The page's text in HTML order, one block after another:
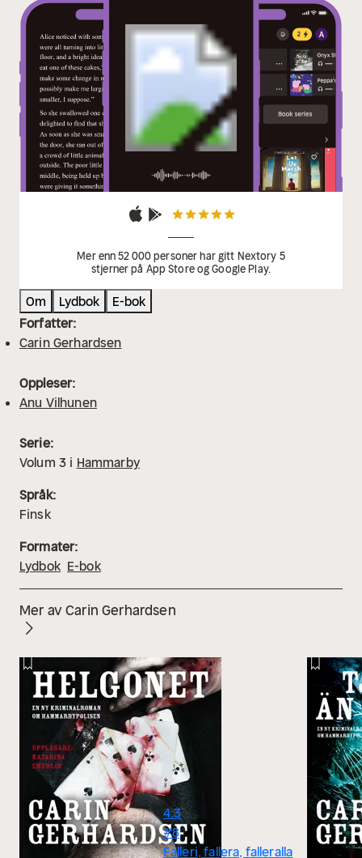
Mer enn 52 000 personer har gitt Nextory 5
stjerner på App Store og Google Play.
Om Lydbok
E-bok
Forfatter:
Carin Gerhardsen
Oppleser:
Anu Vilhunen
Serie:
Volum 3 i Hammarby
Språk:
Finsk
Formater:
Lydbok E-bok
Mer av Carin Gerhardsen
4.3
#8
Falleri, fallera, falleralla